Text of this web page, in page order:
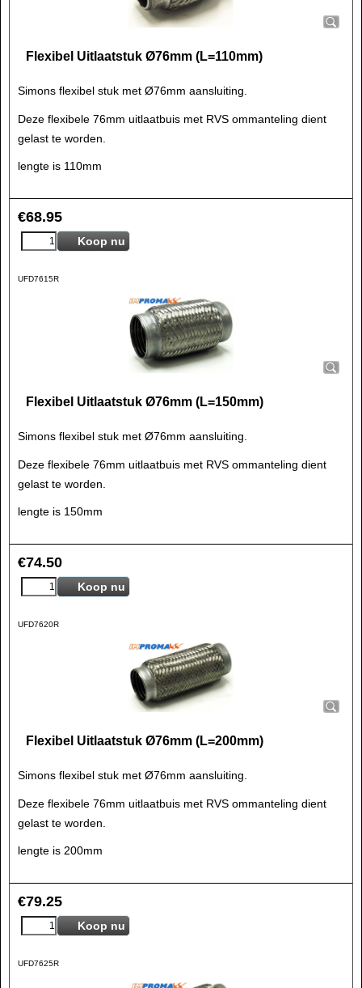
Flexibel Uitlaatstuk Ø76mm (L=110mm)
Simons flexibel stuk met Ø76mm aansluiting.
Deze flexibele 76mm uitlaatbuis met RVS ommanteling dient
gelast te worden.
lengte is 110mm
€68.95
Koop nu
UFD7615R
Flexibel Uitlaatstuk Ø76mm (L=150mm)
Simons flexibel stuk met Ø76mm aansluiting.
Deze flexibele 76mm uitlaatbuis met RVS ommanteling dient
gelast te worden.
lengte is 150mm
€74.50
Koop nu
UFD7620R
Flexibel Uitlaatstuk Ø76mm (L=200mm)
Simons flexibel stuk met Ø76mm aansluiting.
Deze flexibele 76mm uitlaatbuis met RVS ommanteling dient
gelast te worden.
lengte is 200mm
€79.25
Koop nu
UFD7625R